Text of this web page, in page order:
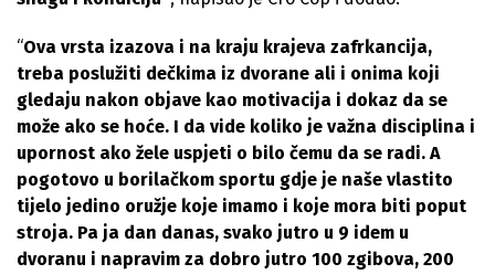
“Ova vrsta izazova i na kraju krajeva zafrkancija,
treba poslužiti dečkima iz dvorane ali i onima koji
gledaju nakon objave kao motivacija i dokaz da se
može ako se hoće. I da vide koliko je važna disciplina i
upornost ako žele uspjeti o bilo čemu da se radi. A
pogotovo u borilačkom sportu gdje je naše vlastito
tijelo jedino oružje koje imamo i koje mora biti poput
stroja. Pa ja dan danas, svako jutro u 9 idem u
dvoranu i napravim za dobro jutro 100 zgibova, 200